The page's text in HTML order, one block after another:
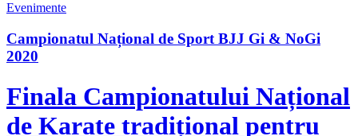
Evenimente
Campionatul Național de Sport BJJ Gi & NoGi
2020
Finala Campionatului Național
de Karate tradițional pentru